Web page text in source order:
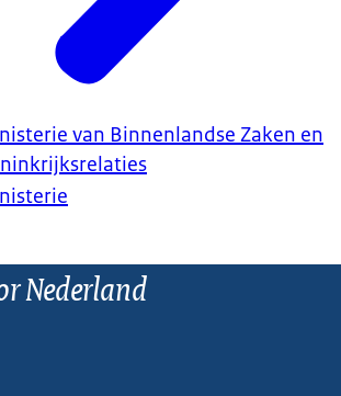
van Binnenlandse Zaken en
Nederland